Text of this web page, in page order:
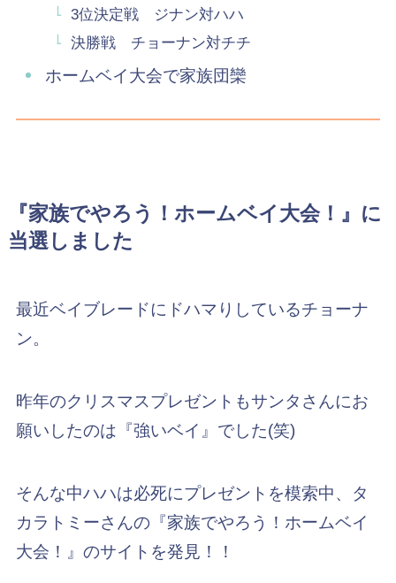
3位決定戦 ジナン対ハハ
決勝戦 チョーナン対チチ
ホームベイ大会で家族団欒
『家族でやろう！ホームベイ大会！』に
当選しました
最近ベイブレードにドハマりしているチョーナ
ン。
昨年のクリスマスプレゼントもサンタさんにお
願いしたのは『強いベイ』でした(笑)
そんな中ハハは必死にプレゼントを模索中、タ
カラトミーさんの『家族でやろう！ホームベイ
大会！』のサイトを発見！！